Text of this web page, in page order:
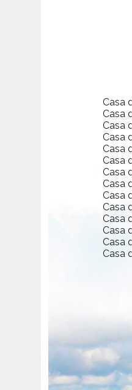
Casa
Casa
Casa
Casa
Casa
Casa
Casa
Casa
Casa
Casa
Casa
Casa
Casa
Casa